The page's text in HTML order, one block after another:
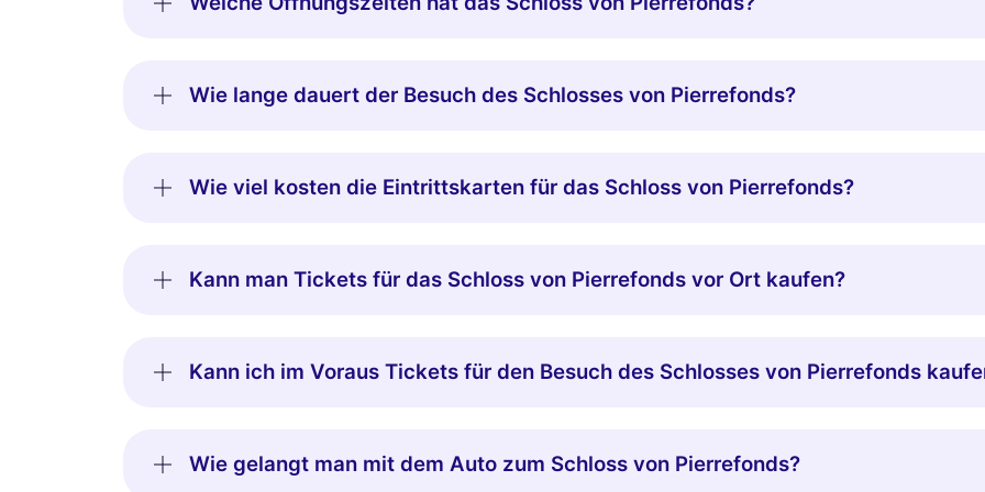
Wie lange dauert der Besuch des Schlosses von Pierrefonds?
Wie viel kosten die Eintrittskarten für das Schloss von Pierrefonds?
Kann man Tickets für das Schloss von Pierrefonds vor Ort kaufen?
Kann ich im Voraus Tickets für den Besuch des Schlosses von Pierrefonds
Wie gelangt man mit dem Auto zum Schloss von Pierrefonds?